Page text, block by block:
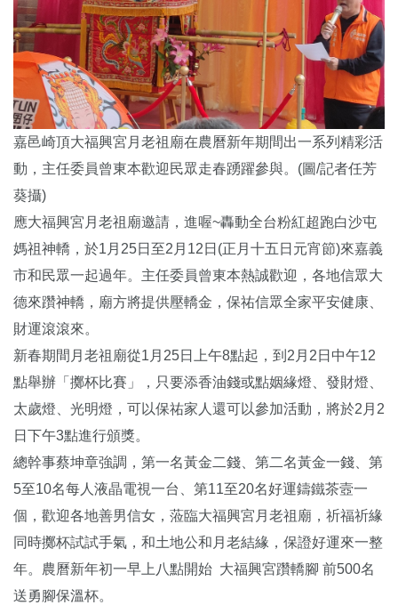
嘉邑崎頂大福興宮月老祖廟在農曆新年期間出一系列精彩活
動，主任委員曾東本歡迎民眾走春踴躍參與。(圖/記者任芳
葵攝)
應大福興宮月老祖廟邀請，進喔~轟動全台粉紅超跑白沙屯
媽祖神轎，於1月25日至2月12日(正月十五日元宵節)來嘉義
市和民眾一起過年。主任委員曾東本熱誠歡迎，各地信眾大
德來躦神轎，廟方將提供壓轎金，保祐信眾全家平安健康、
財運滾滾來。
新春期間月老祖廟從1月25日上午8點起，到2月2日中午12
點舉辦「擲杯比賽」，只要添香油錢或點姻緣燈、發財燈、
太歲燈、光明燈，可以保祐家人還可以參加活動，將於2月2
日下午3點進行頒獎。
總幹事蔡坤章強調，第一名黃金二錢、第二名黃金一錢、第
5至10名每人液晶電視一台、第11至20名好運鑄鐵茶壼一
個，歡迎各地善男信女，蒞臨大福興宮月老祖廟，祈福祈緣
同時擲杯試試手氣，和土地公和月老結緣，保證好運來一整
年。農曆新年初一早上八點開始 大福興宮躦轎腳 前500名
送勇腳保溫杯。